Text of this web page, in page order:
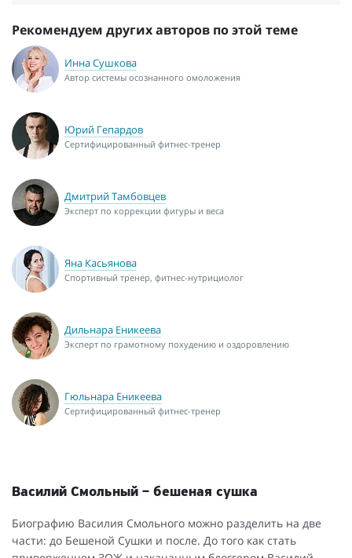
Рекомендуем других авторов по этой теме
Инна Сушкова
Автор системы осознанного омоложения
Юрий Гепардов
Сертифицированный фитнес-тренер
Дмитрий Тамбовцев
Эксперт по коррекции фигуры и веса
Яна Касьянова
Спортивный тренер, фитнес-нутрициолог
Дильнара Еникеева
Эксперт по грамотному похудению и оздоровлению
Гюльнара Еникеева
Сертифицированный фитнес-тренер
Василий Смольный – бешеная сушка
Биографию Василия Смольного можно разделить на две
части: до Бешеной Сушки и после. До того как стать